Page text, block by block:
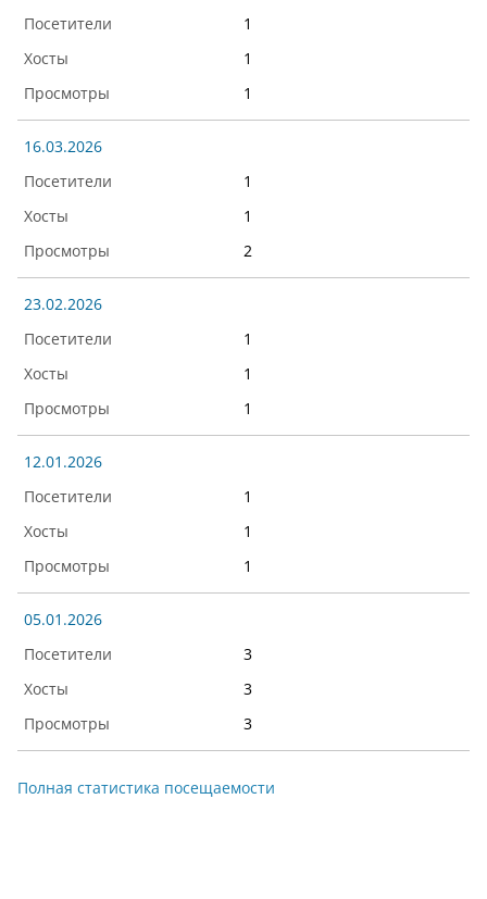
1
1
1
16.03.2026
1
1
2
23.02.2026
1
1
1
12.01.2026
1
1
1
05.01.2026
3
3
3
Полная статистика посещаемости